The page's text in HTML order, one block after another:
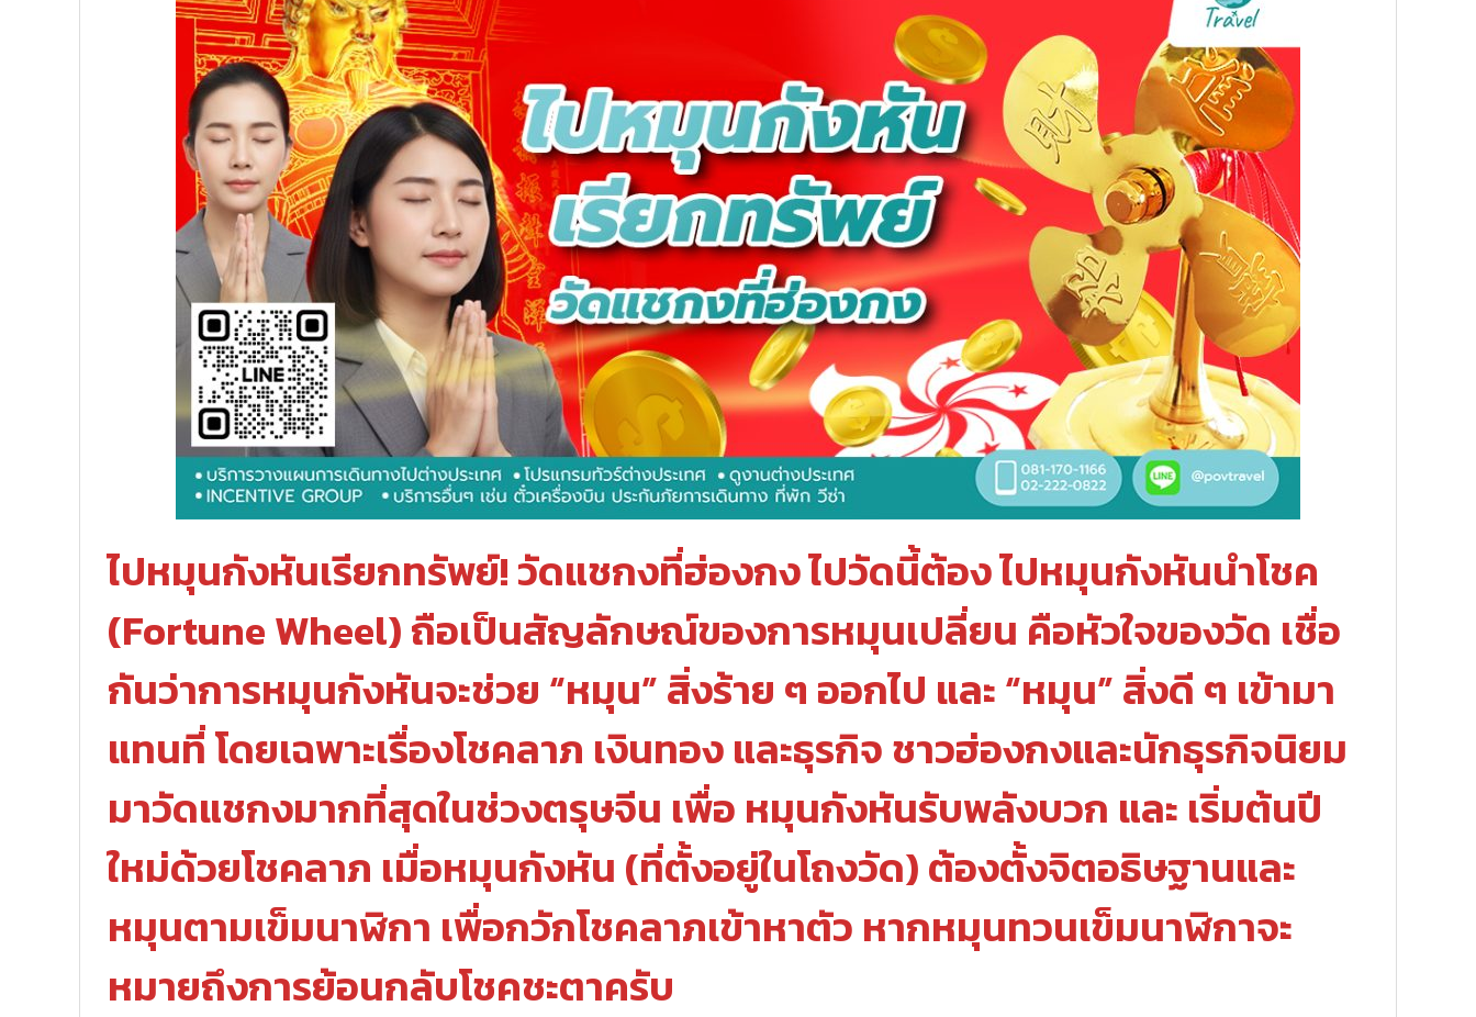
ไปหมุนกังหันเรียกทรัพย์! วัดแชกงที่ฮ่องกง ไปวัดนี้ต้อง ไปหมุนกังหันนำโชค
(Fortune Wheel) ถือเป็นสัญลักษณ์ของการหมุนเปลี่ยน คือหัวใจของวัด เชื่อ
กันว่าการหมุนกังหันจะช่วย “หมุน” สิ่งร้าย ๆ ออกไป และ “หมุน” สิ่งดี ๆ เข้ามา
แทนที่ โดยเฉพาะเรื่องโชคลาภ เงินทอง และธุรกิจ ชาวฮ่องกงและนักธุรกิจนิยม
มาวัดแชกงมากที่สุดในช่วงตรุษจีน เพื่อ หมุนกังหันรับพลังบวก และ เริ่มต้นปี
ใหม่ด้วยโชคลาภ เมื่อหมุนกังหัน (ที่ตั้งอยู่ในโถงวัด) ต้องตั้งจิตอธิษฐานและ
หมุนตามเข็มนาฬิกา เพื่อกวักโชคลาภเข้าหาตัว หากหมุนทวนเข็มนาฬิกาจะ
หมายถึงการย้อนกลับโชคชะตาครับ